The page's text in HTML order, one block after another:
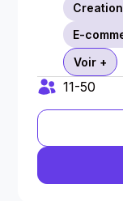
E-
Voir +
11-50